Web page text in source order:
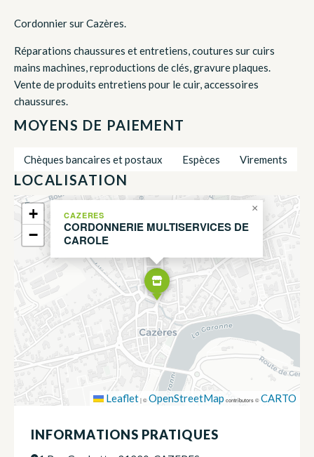
Cordonnier sur Cazères.
Réparations chaussures et entretiens, coutures sur cuirs
mains machines, reproductions de clés, gravure plaques.
Vente de produits entretiens pour le cuir, accessoires
chaussures.
MOYENS DE PAIEMENT
Chèques bancaires et postaux Espèces Virements
LOCALISATION
CAZERES
CORDONNERIE MULTISERVICES DE
CAROLE
×
+
−
Leaflet|©OpenStreetMap contributors ©CARTO
INFORMATIONS PRATIQUES